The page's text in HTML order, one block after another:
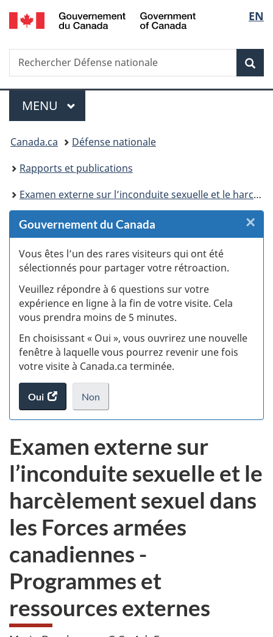
Passer
au
des
Passer
au
principal
Passer
à
Au
du
Passer
au
de
section
Passer
à
version
simplifiée
de
la
EN
Recherche
Rechercher
Défense
Menu
MENU PRINCIPAL
Vous
êtes
ici :
Canada.ca
Défense nationale
Rapports et publications
Examen externe sur l’inconduite sexuelle et le harcèlement sexuel dans les Forces armées canadiennes
Gouvernement du Canada
Vous êtes l’un des rares visiteurs qui ont été
sélectionnés pour partager votre rétroaction.
Veuillez répondre à 6 questions sur votre
expérience en ligne à la fin de votre visite. Cela
vous prendra moins de 5 minutes.
En choisissant « Oui », vous ouvrirez une nouvelle
fenêtre à laquelle vous pourrez revenir une fois
votre visite à Canada.ca terminée.
Oui
accéder
au
Non
je
pas
participer
au
sondage
du
site
web,
.
×
Examen externe sur
l’inconduite sexuelle et le
harcèlement sexuel dans
les Forces armées
canadiennes -
Programmes et
ressources externes